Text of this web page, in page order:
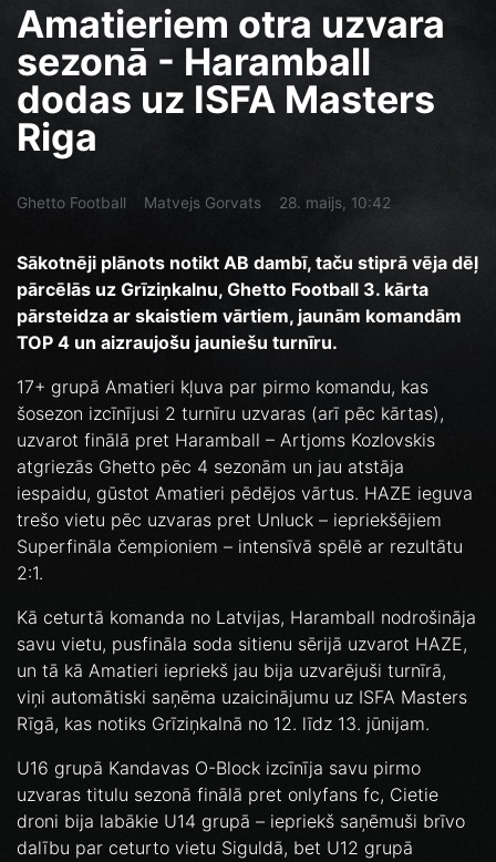
Amatieriem otra uzvara
sezonā - Haramball
dodas uz ISFA Masters
Riga
Ghetto Football Matvejs Gorvats 28. maijs, 10:42
Sākotnēji plānots notikt AB dambī, taču stiprā vēja dēļ
pārcēlās uz Grīziņkalnu, Ghetto Football 3. kārta
pārsteidza ar skaistiem vārtiem, jaunām komandām
TOP 4 un aizraujošu jauniešu turnīru.
17+ grupā Amatieri kļuva par pirmo komandu, kas
šosezon izcīnījusi 2 turnīru uzvaras (arī pēc kārtas),
uzvarot finālā pret Haramball – Artjoms Kozlovskis
atgriezās Ghetto pēc 4 sezonām un jau atstāja
iespaidu, gūstot Amatieri pēdējos vārtus. HAZE ieguva
trešo vietu pēc uzvaras pret Unluck – iepriekšējiem
Superfināla čempioniem – intensīvā spēlē ar rezultātu
2:1.
Kā ceturtā komanda no Latvijas, Haramball nodrošināja
savu vietu, pusfināla soda sitienu sērijā uzvarot HAZE,
un tā kā Amatieri iepriekš jau bija uzvarējuši turnīrā,
viņi automātiski saņēma uzaicinājumu uz ISFA Masters
Rīgā, kas notiks Grīziņkalnā no 12. līdz 13. jūnijam.
U16 grupā Kandavas O-Block izcīnīja savu pirmo
uzvaras titulu sezonā finālā pret onlyfans fc, Cietie
droni bija labākie U14 grupā – iepriekš saņēmuši brīvo
dalību par ceturto vietu Siguldā, bet U12 grupā